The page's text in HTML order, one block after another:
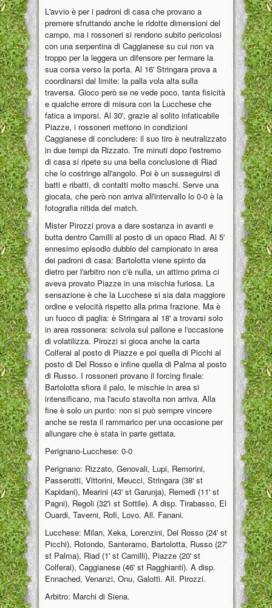
L'avvio è per i padroni di casa che provano a
premere sfruttando anche le ridotte dimensioni del
campo, ma i rossoneri si rendono subito pericolosi
con una serpentina di Caggianese su cui non va
troppo per la leggera un difensore per fermare la
sua corsa verso la porta. Al 16' Stringara prova a
coordinarsi dal limite: la palla vola alta sulla
traversa. Gioco però se ne vede poco, tanta fisicità
e qualche errore di misura con la Lucchese che
fatica a imporsi. Al 30', grazie al solito infaticabile
Piazze, i rossoneri mettono in condizioni
Caggianese di concludere: il suo tiro è neutralizzato
in due tempi da Rizzato. Tre minuti dopo l'estremo
di casa si ripete su una bella conclusione di Riad
che lo costringe all'angolo. Poi è un susseguirsi di
batti e ribatti, di contatti molto maschi. Serve una
giocata, che però non arriva all'intervallo lo 0-0 è la
fotografia nitida del match.
Mister Pirozzi prova a dare sostanza in avanti e
butta dentro Camilli al posto di un opaco Riad. Al 5'
ennesimo episodio dubbio del campionato in area
dei padroni di casa: Bartolotta viene spinto da
dietro per l'arbitro non c'è nulla, un attimo prima ci
aveva provato Piazze in una mischia furiosa. La
sensazione è che la Lucchese si sia data maggiore
ordine e velocità rispetto alla prima frazione. Ma è
un fuoco di paglia: è Stringara al 18' a trovarsi solo
in area rossonera: scivola sul pallone e l'occasione
di volatilizza. Pirozzi si gioca anche la carta
Colferai al posto di Piazze e poi quella di Picchi al
posto di Del Rosso e infine quella di Palma al posto
di Russo. I rossoneri provano il forcing finale:
Bartolotta sfiora il palo, le mischie in area si
intensificano, ma l'acuto stavolta non arriva. Alla
fine è solo un punto: non si può sempre vincere
anche se resta il rammarico per una occasione per
allungare che è stata in parte gettata.
Perignano-Lucchese: 0-0
Perignano: Rizzato, Genovali, Lupi, Remorini,
Passerotti, Vittorini, Meucci, Stringara (38' st
Kapidani), Mearini (43' st Garunja), Remedi (11' st
Pagni), Regoli (32'ì st Sottile). A disp. Tirabasso, El
Ouardi, Taverni, Rofi, Lovo. All. Fanani.
Lucchese: Milan, Xeka, Lorenzini, Del Rosso (24' st
Picchi), Rotondo, Santeramo, Bartolotta, Russo (27'
st Palma), Riad (1' st Camilli), Piazze (20' st
Colferai), Caggianese (46' st Ragghianti). A disp.
Ennached, Venanzi, Onu, Galotti. All. Pirozzi.
Arbitro: Marchi di Siena.